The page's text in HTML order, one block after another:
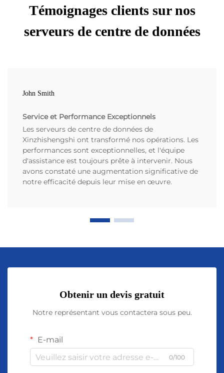
Témoignages clients sur nos
serveurs de centre de données
John Smith
Service et Performance Exceptionnels
Les serveurs de centre de données de
Xinzhishengshi ont transformé nos opérations. Les
performances sont exceptionnelles, et l'équipe
d'assistance est toujours prête à intervenir. Nous
avons constaté une augmentation significative de
notre efficacité depuis leur mise en œuvre.
Obtenir un devis gratuit
Notre représentant vous contactera sous peu.
E-mail
0/100